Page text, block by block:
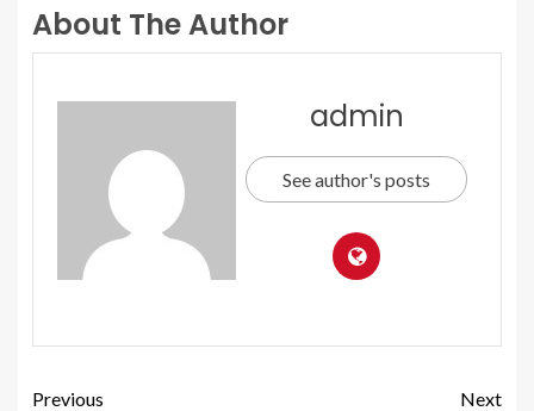
About The Author
admin
See author's posts
Previous
Next